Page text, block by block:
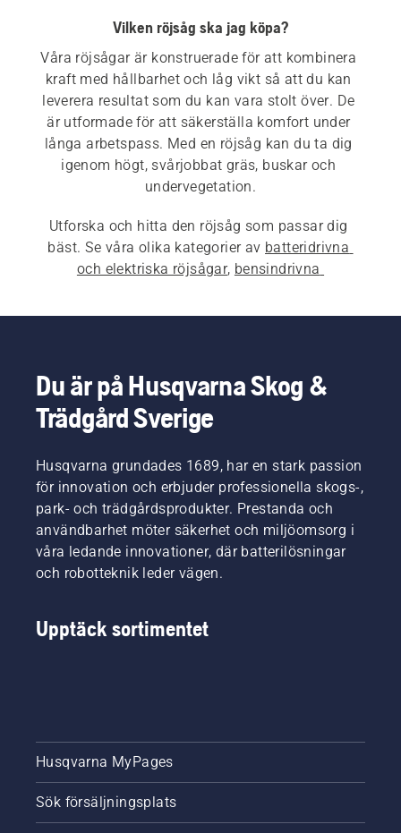
Vilken röjsåg ska jag köpa?
Våra röjsågar är konstruerade för att kombinera
kraft med hållbarhet och låg vikt så att du kan
leverera resultat som du kan vara stolt över. De
är utformade för att säkerställa komfort under
långa arbetspass. Med en röjsåg kan du ta dig
igenom högt, svårjobbat gräs, buskar och
undervegetation.
Utforska och hitta den röjsåg som passar dig
bäst. Se våra olika kategorier av batteridrivna
och elektriska röjsågar, bensindrivna
Du är på Husqvarna Skog &
Trädgård Sverige
Husqvarna grundades 1689, har en stark passion
för innovation och erbjuder professionella skogs-,
park- och trädgårdsprodukter. Prestanda och
användbarhet möter säkerhet och miljöomsorg i
våra ledande innovationer, där batterilösningar
och robotteknik leder vägen.
Upptäck sortimentet
Husqvarna MyPages
Sök försäljningsplats